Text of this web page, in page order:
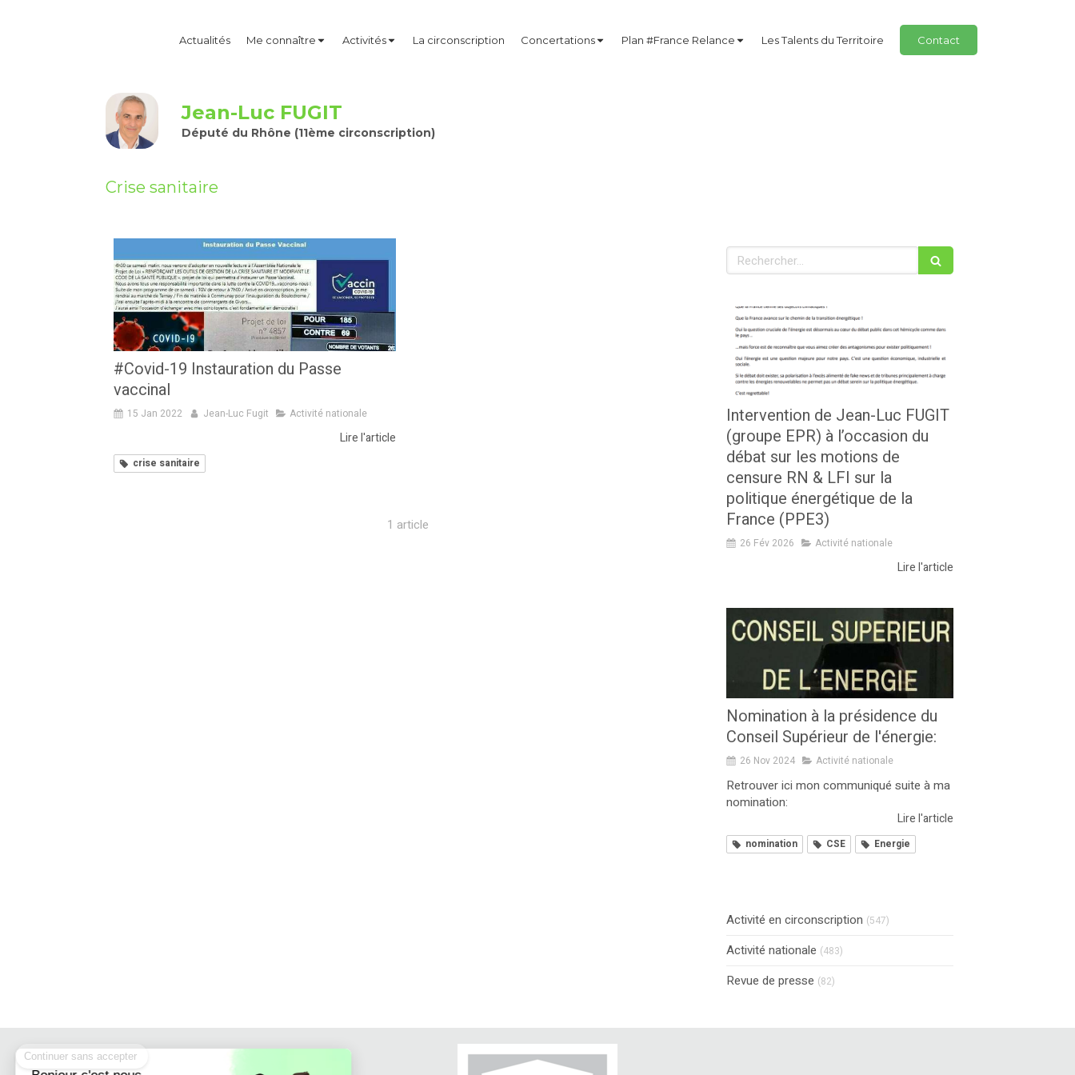
Actualités Me connaître Activités La circonscription Concertations Plan #France Relance Les Talents du Territoire Contact
Jean-Luc FUGIT
Député du Rhône (11ème circonscription)
Crise sanitaire
#Covid-19 Instauration du Passe
vaccinal
15 Jan 2022 Jean-Luc Fugit Activité nationale
Lire l'article
crise sanitaire
1 article
Rechercher
Intervention de Jean-Luc FUGIT
(groupe EPR) à l’occasion du
débat sur les motions de
censure RN & LFI sur la
politique énergétique de la
France (PPE3)
26 Fév 2026 Activité nationale
Lire l'article
Nomination à la présidence du
Conseil Supérieur de l'énergie:
26 Nov 2024 Activité nationale
Retrouver ici mon communiqué suite à ma
nomination:
Lire l'article
nomination CSE Energie
Activité en circonscription (547)
Activité nationale (483)
Revue de presse (82)
Continuer sans accepter